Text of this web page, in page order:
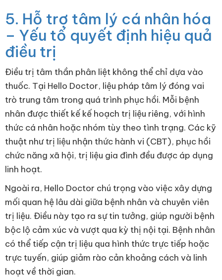
5. Hỗ trợ tâm lý cá nhân hóa
– Yếu tố quyết định hiệu quả
điều trị
Điều trị tâm thần phân liệt không thể chỉ dựa vào
thuốc. Tại Hello Doctor, liệu pháp tâm lý đóng vai
trò trung tâm trong quá trình phục hồi. Mỗi bệnh
nhân được thiết kế kế hoạch trị liệu riêng, với hình
thức cá nhân hoặc nhóm tùy theo tình trạng. Các kỹ
thuật như trị liệu nhận thức hành vi (CBT), phục hồi
chức năng xã hội, trị liệu gia đình đều được áp dụng
linh hoạt.
Ngoài ra, Hello Doctor chú trọng vào việc xây dựng
mối quan hệ lâu dài giữa bệnh nhân và chuyên viên
trị liệu. Điều này tạo ra sự tin tưởng, giúp người bệnh
bộc lộ cảm xúc và vượt qua kỳ thị nội tại. Bệnh nhân
có thể tiếp cận trị liệu qua hình thức trực tiếp hoặc
trực tuyến, giúp giảm rào cản khoảng cách và linh
hoạt về thời gian.